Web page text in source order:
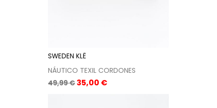
SWEDEN KLË
NÁUTICO TEXIL CORDONES
Precio
49,99 € Precio
35,00 €